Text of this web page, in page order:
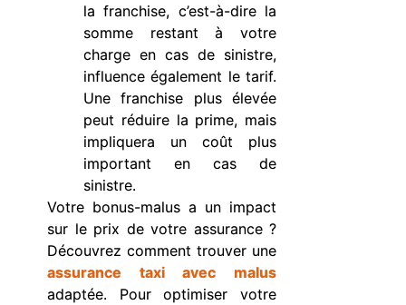
la franchise, c’est-à-dire la
somme restant à votre
charge en cas de sinistre,
influence également le tarif.
Une franchise plus élevée
peut réduire la prime, mais
impliquera un coût plus
important en cas de
sinistre.
Votre bonus-malus a un impact
sur le prix de votre assurance ?
Découvrez comment trouver une
assurance taxi avec malus
adaptée. Pour optimiser votre